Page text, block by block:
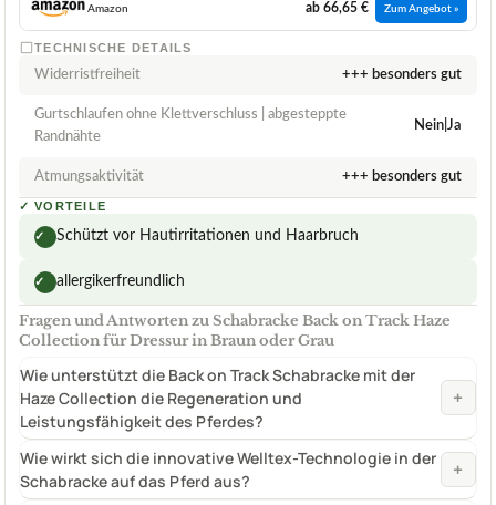
Amazon ab 66,65 € Zum Angebot »
TECHNISCHE DETAILS
Widerristfreiheit +++ besonders gut
Gurtschlaufen ohne Klettverschluss | abgesteppte
Randnähte
Nein|Ja
Atmungsaktivität +++ besonders gut
✓ VORTEILE
✓ Schützt vor Hautirritationen und Haarbruch
✓ allergikerfreundlich
Fragen und Antworten zu Schabracke Back on Track Haze
Collection für Dressur in Braun oder Grau
Wie unterstützt die Back on Track Schabracke mit der
Haze Collection die Regeneration und
Leistungsfähigkeit des Pferdes?
+
Wie wirkt sich die innovative Welltex-Technologie in der
Schabracke auf das Pferd aus?
+